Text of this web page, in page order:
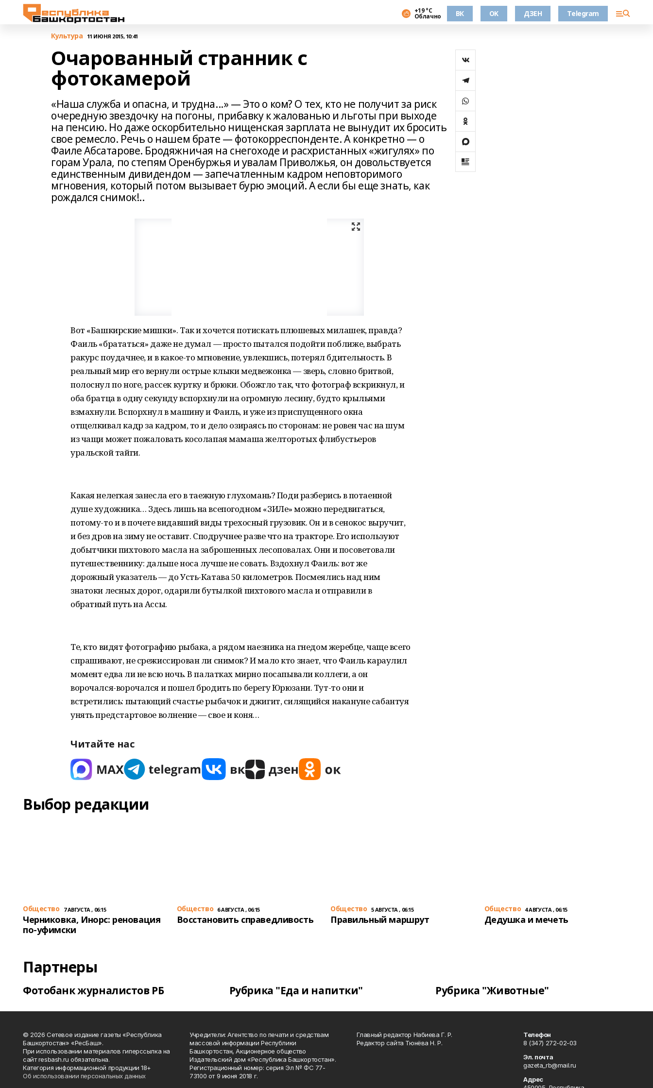
+19 °С
Облачно ВК OK ДЗЕН Telegram
Культура 11 ИЮНЯ 2015, 10:41
Очарованный странник с
фотокамерой
«Наша служба и опасна, и трудна...» — Это о ком? О тех, кто не получит за риск
очередную звездочку на погоны, прибавку к жалованью и льготы при выходе
на пенсию. Но даже оскорбительно нищенская зарплата не вынудит их бросить
свое ремесло. Речь о нашем брате — фотокорреспонденте. А конкретно — о
Фаиле Абсатарове. Бродяжничая на снегоходе и расхристанных «жигулях» по
горам Урала, по степям Оренбуржья и увалам Приволжья, он довольствуется
единственным дивидендом — запечатленным кадром неповторимого
мгновения, который потом вызывает бурю эмоций. А если бы еще знать, как
рождался снимок!..
Вот «Башкирские мишки». Так и хочется потискать плюшевых милашек, правда?
Фаиль «брататься» даже не думал — просто пытался подойти поближе, выбрать
ракурс поудачнее, и в какое-то мгновение, увлекшись, потерял бдительность. В
реальный мир его вернули острые клыки медвежонка — зверь, словно бритвой,
полоснул по ноге, рассек куртку и брюки. Обожгло так, что фотограф вскрикнул, и
оба братца в одну секунду вспорхнули на огромную лесину, будто крыльями
взмахнули. Вспорхнул в машину и Фаиль, и уже из приспущенного окна
отщелкивал кадр за кадром, то и дело озираясь по сторонам: не ровен час на шум
из чащи может пожаловать косолапая мамаша желторотых флибустьеров
уральской тайги.
Какая нелегкая занесла его в таежную глухомань? Поди разберись в потаенной
душе художника… Здесь лишь на всепогодном «ЗИЛе» можно передвигаться,
потому-то и в почете видавший виды трехосный грузовик. Он и в сенокос выручит,
и без дров на зиму не оставит. Сподручнее разве что на тракторе. Его используют
добытчики пихтового масла на заброшенных лесоповалах. Они и посоветовали
путешественнику: дальше носа лучше не совать. Вздохнул Фаиль: вот же
дорожный указатель — до Усть-Катава 50 километров. Посмеялись над ним
знатоки лесных дорог, одарили бутылкой пихтового масла и отправили в
обратный путь на Ассы.
Те, кто видят фотографию рыбака, а рядом наезника на гнедом жеребце, чаще всего
спрашивают, не срежиссирован ли снимок? И мало кто знает, что Фаиль караулил
момент едва ли не всю ночь. В палатках мирно посапывали коллеги, а он
ворочался-ворочался и пошел бродить по берегу Юрюзани. Тут-то они и
встретились: пытающий счастье рыбачок и джигит, силящийся накануне сабантуя
унять предстартовое волнение — свое и коня…
Читайте нас
Выбор редакции
Общество 7 АВГУСТА , 06:15
Черниковка, Инорс: реновация
по-уфимски
Общество 6 АВГУСТА , 06:15
Восстановить справедливость
Общество 5 АВГУСТА , 06:15
Правильный маршрут
Общество 4 АВГУСТА , 06:15
Дедушка и мечеть
Партнеры
Фотобанк журналистов РБ Рубрика "Еда и напитки" Рубрика "Животные"
© 2026 Сетевое издание газеты «Республика
Башкортостан» «РесБаш».
При использовании материалов гиперссылка на
сайт resbash.ru обязательна.
Категория информационной продукции 18+
Об использовании персональных данных
Учредители: Агентство по печати и средствам
массовой информации Республики
Башкортостан, Акционерное общество
Издательский дом «Республика Башкортостан».
Регистрационный номер: серия Эл № ФС 77-
73100 от 9 июня 2018 г.
Главный редактор Набиева Г. Р.
Редактор сайта Тюнёва Н. Р.
Телефон
8 (347) 272-02-03
Эл. почта
gazeta_rb@mail.ru
Адрес